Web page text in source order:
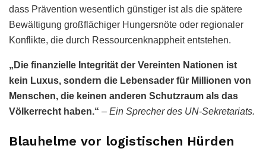
dass Prävention wesentlich günstiger ist als die spätere
Bewältigung großflächiger Hungersnöte oder regionaler
Konflikte, die durch Ressourcenknappheit entstehen.
„Die finanzielle Integrität der Vereinten Nationen ist
kein Luxus, sondern die Lebensader für Millionen von
Menschen, die keinen anderen Schutzraum als das
Völkerrecht haben.“ – Ein Sprecher des UN-Sekretariats.
Blauhelme vor logistischen Hürden